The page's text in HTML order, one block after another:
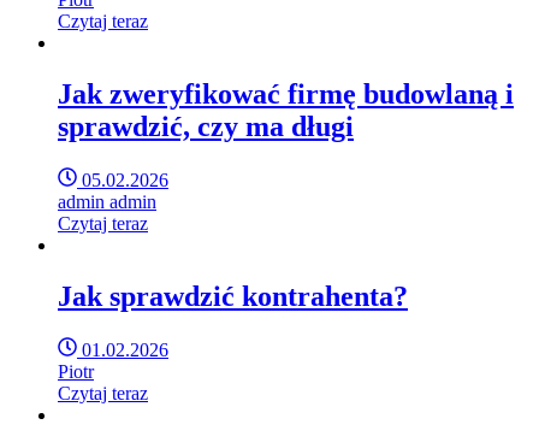
Czytaj teraz
Jak zweryfikować firmę budowlaną i
sprawdzić, czy ma długi
05.02.2026
admin admin
Czytaj teraz
Jak sprawdzić kontrahenta?
01.02.2026
Piotr
Czytaj teraz